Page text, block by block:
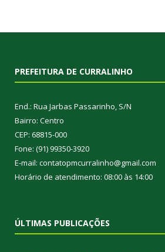
PREFEITURA DE CURRALINHO
End.: Rua Jarbas Passarinho, S/N
Bairro: Centro
CEP: 68815-000
Fone: (91) 99350-3920
E-mail: contatopmcurralinho@gmail.com
Horário de atendimento: 08:00 às 14:00
ÚLTIMAS PUBLICAÇÕES